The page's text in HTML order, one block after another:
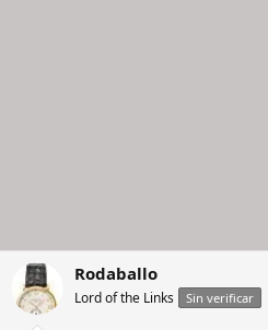
Rodaballo
Lord of the Links Sin verificar